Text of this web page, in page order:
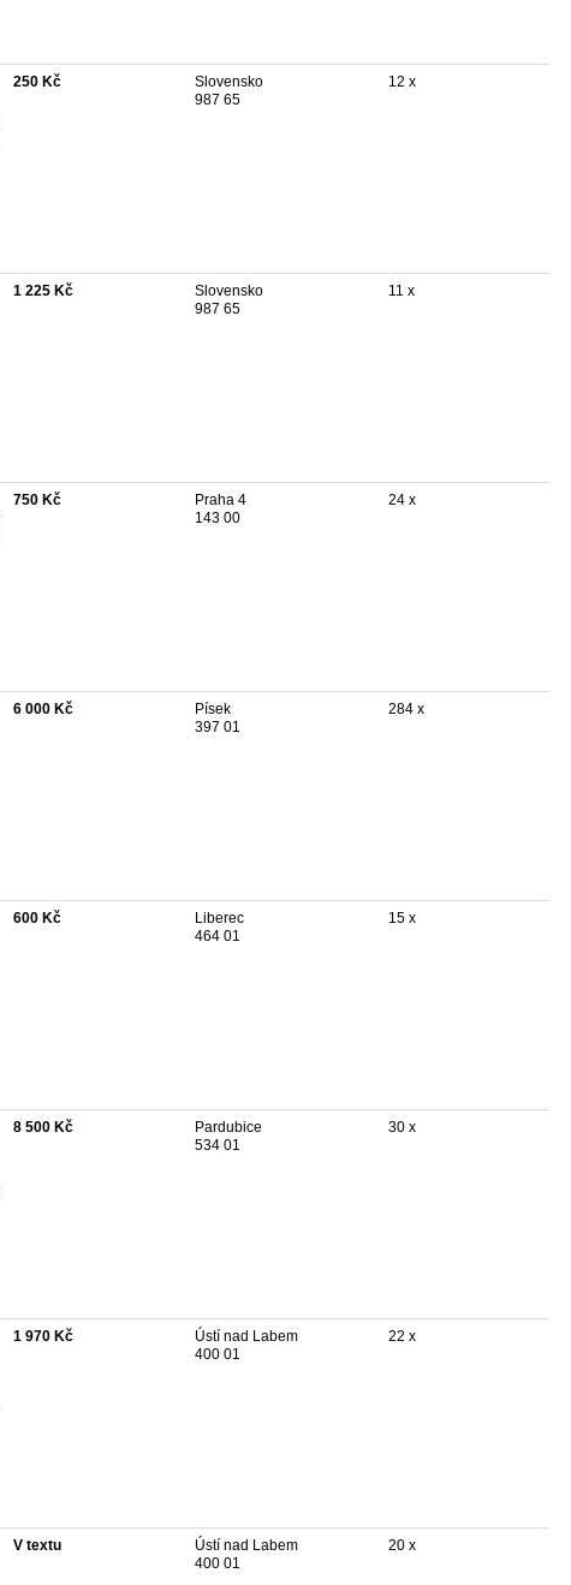
250 Kč
Slovensko
987 65
12 x
1 225 Kč
Slovensko
987 65
11 x
750 Kč
Praha 4
143 00
24 x
6 000 Kč
Písek
397 01
284 x
600 Kč
Liberec
464 01
15 x
8 500 Kč
Pardubice
534 01
30 x
1 970 Kč
Ústí nad Labem
400 01
22 x
V textu
Ústí nad Labem
400 01
20 x